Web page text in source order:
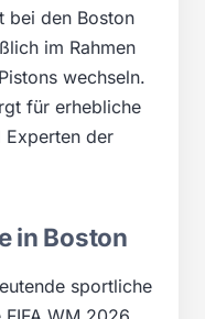
bei den Boston
im Rahmen
wechseln.
für erhebliche
Experten der
in Boston
sportliche